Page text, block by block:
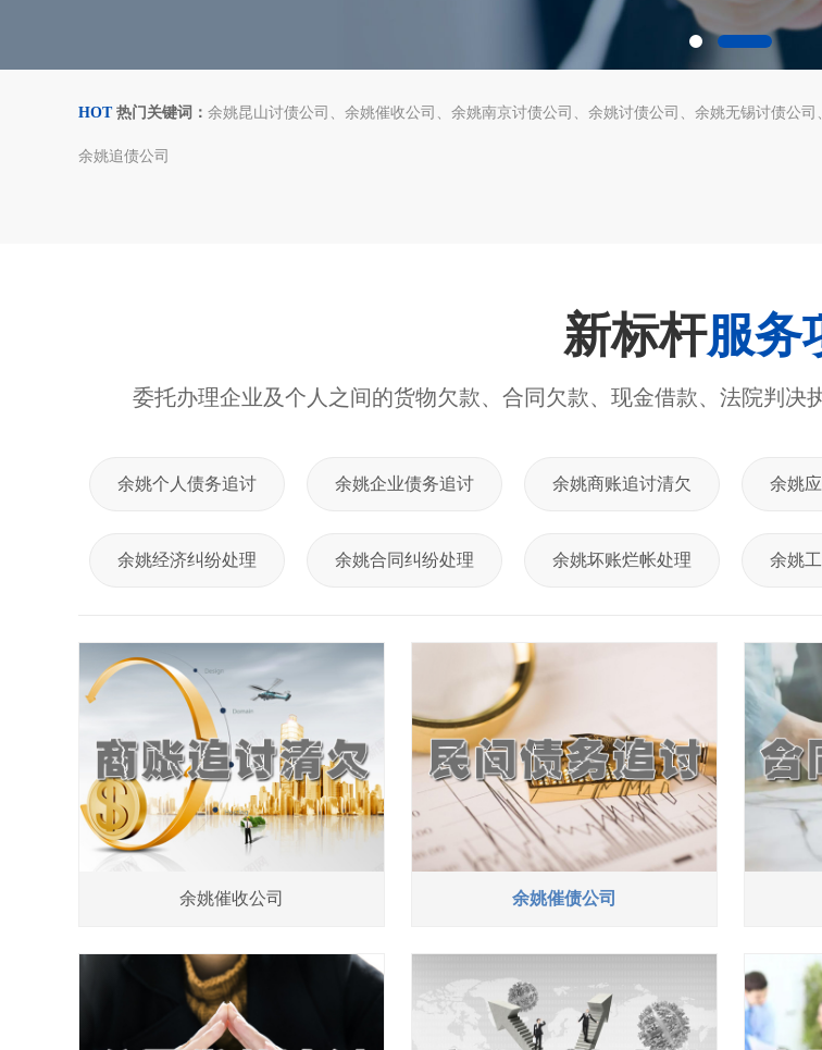
HOT热门关键词： 余姚昆山讨债公司 余姚催收公司 余姚南京讨债公司 余姚讨债公司 余姚无锡讨债公司
余姚追债公司
新标杆服务
委托办理企业及个人之间的货物欠款、合同欠款、现金借款、法院判
余姚个人债务追讨 余姚企业债务追讨 余姚商账追讨清欠 余姚
余姚经济纠纷处理 余姚合同纠纷处理 余姚坏账烂帐处理 余姚
余姚催收公司 余姚催债公司